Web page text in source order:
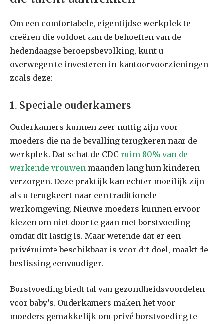
Om een ​​comfortabele, eigentijdse werkplek te
creëren die voldoet aan de behoeften van de
hedendaagse beroepsbevolking, kunt u
overwegen te investeren in kantoorvoorzieningen
zoals deze:
1. Speciale ouderkamers
Ouderkamers kunnen zeer nuttig zijn voor
moeders die na de bevalling terugkeren naar de
werkplek. Dat schat de CDC ruim 80% van de
werkende vrouwen maanden lang hun kinderen
verzorgen. Deze praktijk kan echter moeilijk zijn
als u terugkeert naar een traditionele
werkomgeving. Nieuwe moeders kunnen ervoor
kiezen om niet door te gaan met borstvoeding
omdat dit lastig is. Maar wetende dat er een
privéruimte beschikbaar is voor dit doel, maakt de
beslissing eenvoudiger.
Borstvoeding biedt tal van gezondheidsvoordelen
voor baby’s. Ouderkamers maken het voor
moeders gemakkelijk om privé borstvoeding te